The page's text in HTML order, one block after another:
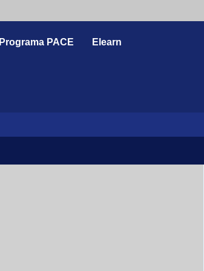
Programa PACE Elearn